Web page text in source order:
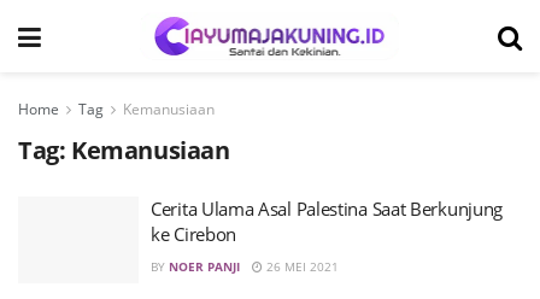
Home Tag Kemanusiaan
Tag: Kemanusiaan
Cerita Ulama Asal Palestina Saat Berkunjung
ke Cirebon
BY NOER PANJI 26 MEI 2021